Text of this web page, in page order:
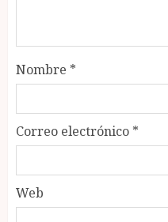
Nombre *
Correo electrónico *
Web